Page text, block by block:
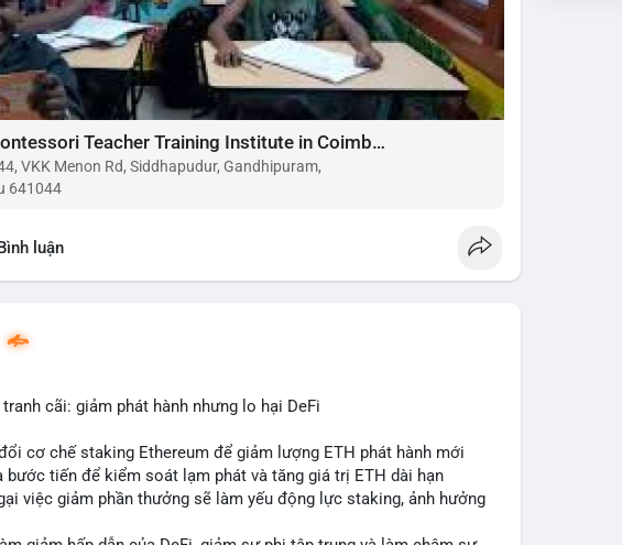
Choose the Best Montessori Teacher Training Institute in Coimbatore for a Rewarding Career
VKK Menon Rd, Siddhapudur, Gandhipuram,
641044
luận
tranh cãi: giảm phát hành nhưng lo hại DeFi
cơ chế staking Ethereum để giảm lượng ETH phát hành mới
bước tiến để kiểm soát lạm phát và tăng giá trị ETH dài hạn
việc giảm phần thưởng sẽ làm yếu động lực staking, ảnh hưởng